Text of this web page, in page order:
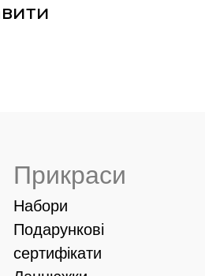
Прикраси
Набори
Подарункові
сертифікати